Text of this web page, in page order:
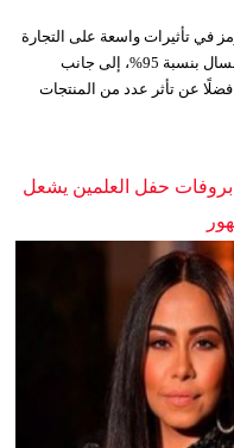
تأثيرات واسعة على التجارة
العالمية، مع تراجع صادرات الغاز الطبيعي المسال بنسبة 95%، إلى جانب
أسمدة اليوريا بنسبة 83%، فضلًا عن تأثر عدد من المنتجات
حفل العلمين يشعل